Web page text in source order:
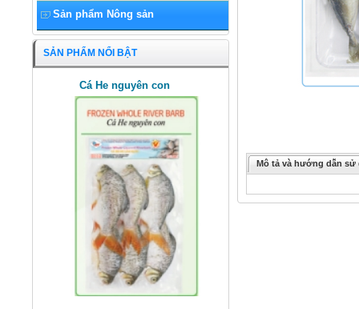
Mô tả và hướng dẫn sử
Sản phẩm Nông sản
SẢN PHẨM NỔI BẬT
Cá He nguyên con